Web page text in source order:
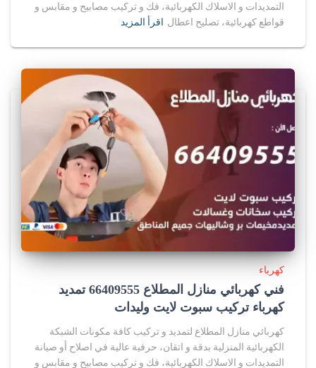
التمديدات و الاسلاك الكهربائية، فك و تركيب مصابيح و مقابس و
قواطع كهربائية، تصليح اعطال اقرأ المزيد
كهرباء
فني كهربائي منازل المطلاع 66409555 تمديد
كهرباء تركيب سبوت لايت وليدات
كهربائي منازل المطلاع لتمديد و تركيب كافة مكونات الشبكة
الكهربائية المنزلية بدقة و اتقان، حرفية عالية في اصلاح أو صيانة
التمديدات و الاسلاك الكهربائية، فك و تركيب مصابيح و مقابس و